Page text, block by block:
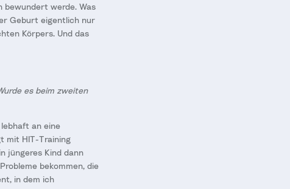
bewundert werde. Was
Geburt eigentlich nur
Körpers. Und das
es beim zweiten
an eine
mit HIT-Training
jüngeres Kind dann
bekommen, die
in dem ich